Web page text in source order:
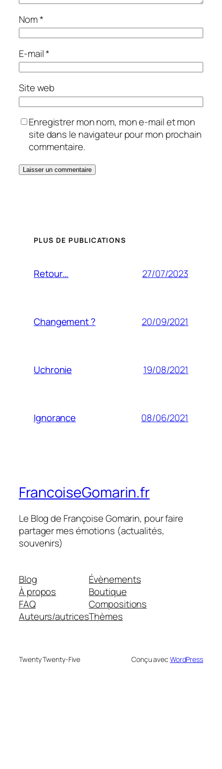
Nom*
E-mail*
Site web
Enregistrer mon nom, mon e-mail et mon
site dans le navigateur pour mon prochain
commentaire.
PLUS DE PUBLICATIONS
Retour… 27/07/2023
Changement ? 20/09/2021
Uchronie 19/08/2021
Ignorance 08/06/2021
FrancoiseGomarin.fr
Le Blog de Françoise Gomarin, pour faire
partager mes émotions (actualités,
souvenirs)
Blog
À propos
FAQ
Auteurs/autrices
Évènements
Boutique
Compositions
Thèmes
Twenty Twenty-Five Conçu avec WordPress